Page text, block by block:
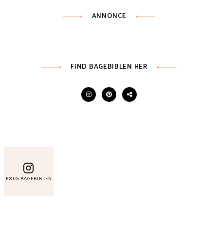
ANNONCE
FIND BAGEBIBLEN HER
FØLG BAGEBIBLEN